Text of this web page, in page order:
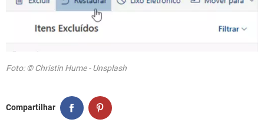
Foto: © Christin Hume - Unsplash
Compartilhar